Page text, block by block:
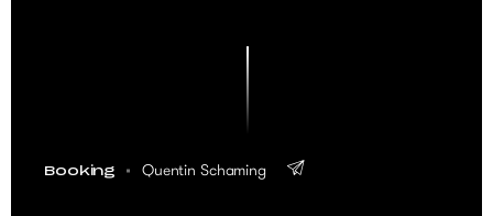
Booking Quentin Schaming